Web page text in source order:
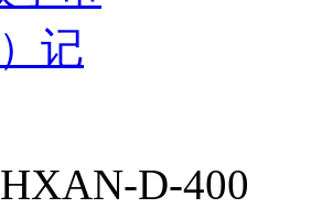
HXAN-D-400